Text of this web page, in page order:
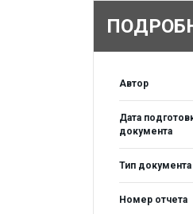
Автор
Дата
документа
Тип документа
Номер отчета